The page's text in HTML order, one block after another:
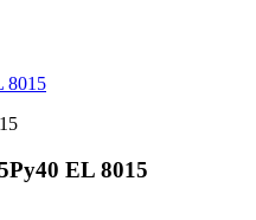
EL 8015